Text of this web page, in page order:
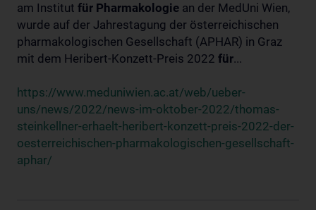
am Institut für Pharmakologie an der MedUni Wien,
wurde auf der Jahrestagung der österreichischen
pharmakologischen Gesellschaft (APHAR) in Graz
mit dem Heribert-Konzett-Preis 2022 für...
https://www.meduniwien.ac.at/web/ueber-
uns/news/2022/news-im-oktober-2022/thomas-
steinkellner-erhaelt-heribert-konzett-preis-2022-der-
oesterreichischen-pharmakologischen-gesellschaft-
aphar/